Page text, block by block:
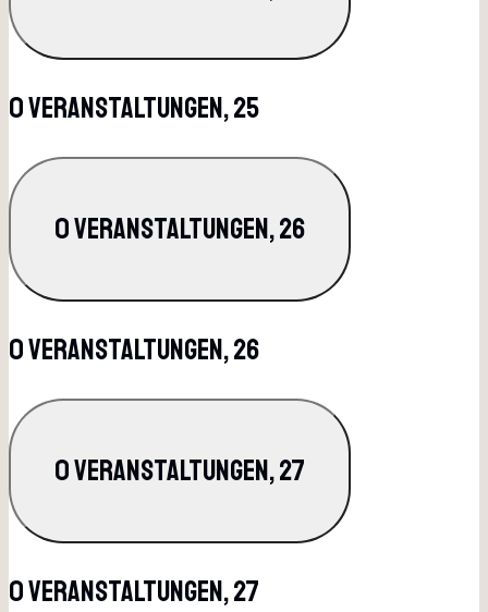
0 Veranstaltungen,25
0 Veranstaltungen,26
0 Veranstaltungen,26
0 Veranstaltungen,27
0 Veranstaltungen,27